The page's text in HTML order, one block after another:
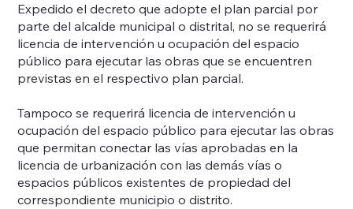
Expedido el decreto que adopte el plan parcial por
parte del alcalde municipal o distrital, no se requerirá
licencia de intervención u ocupación del espacio
público para ejecutar las obras que se encuentren
previstas en el respectivo plan parcial.
Tampoco se requerirá licencia de intervención u
ocupación del espacio público para ejecutar las obras
que permitan conectar las vías aprobadas en la
licencia de urbanización con las demás vías o
espacios públicos existentes de propiedad del
correspondiente municipio o distrito.